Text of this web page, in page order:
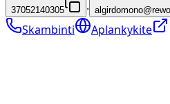
37052140305 ·
Skambinti Aplankykite